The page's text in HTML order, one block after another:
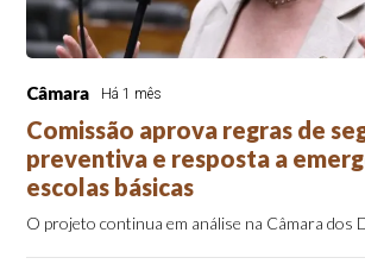
Câmara Há 1 mês
Comissão aprova regras de
preventiva e resposta a
escolas básicas
O projeto continua em análise na Câmara dos